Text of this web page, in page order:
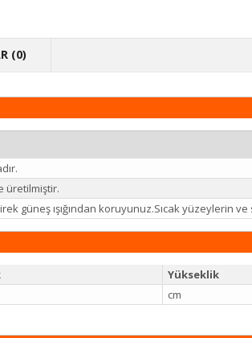
(0)
üretilmiştir.
güneş ışığından koruyunuz.Sıcak yüzeylerin
Yükseklik
cm